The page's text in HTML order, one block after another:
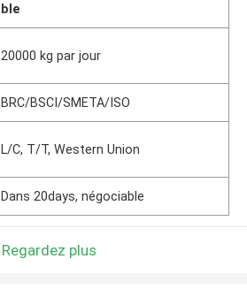
ble
20000 kg par jour
BRC/BSCI/SMETA/ISO
L/C, T/T, Western Union
Dans 20days, négociable
Regardez plus